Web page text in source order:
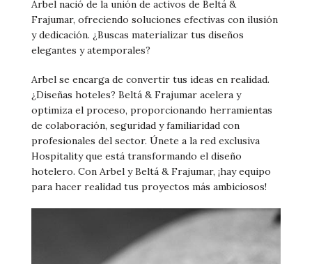
Arbel nació de la unión de activos de Beltá &
Frajumar, ofreciendo soluciones efectivas con ilusión
y dedicación. ¿Buscas materializar tus diseños
elegantes y atemporales?
Arbel se encarga de convertir tus ideas en realidad.
¿Diseñas hoteles? Beltá & Frajumar acelera y
optimiza el proceso, proporcionando herramientas
de colaboración, seguridad y familiaridad con
profesionales del sector. Únete a la red exclusiva
Hospitality que está transformando el diseño
hotelero. Con Arbel y Beltá & Frajumar, ¡hay equipo
para hacer realidad tus proyectos más ambiciosos!